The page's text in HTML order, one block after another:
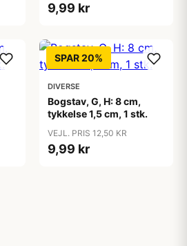
9,99 kr
SPAR 20%
DIVERSE
Bogstav, G, H: 8 cm,
tykkelse 1,5 cm, 1 stk.
VEJL. PRIS 12,50 KR
9,99 kr